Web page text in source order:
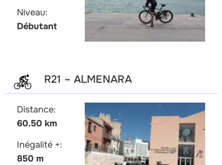
Niveau:
Débutant
R21 – ALMENARA
Distance:
60.50 km
Inégalité +:
850 m